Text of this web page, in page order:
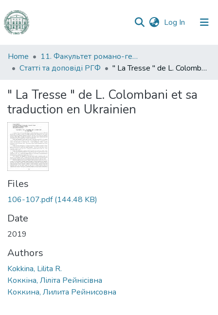
Log In (current)
Communities
&
All of DSpace
Statistics
Home
11. Факультет романо-германської філології
Статті та доповіді РГФ
" La Tresse " de L. Colombani et sa traduction en Ukrainien
" La Tresse " de L. Colombani et sa
traduction en Ukrainien
Files
106-107.pdf(144.48 KB)
Date
2019
Authors
Kokkina, Lilita R.
Коккіна, Ліліта Рейнісівна
Коккина, Лилита Рейнисовна